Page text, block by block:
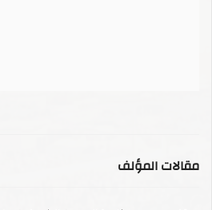
مقالات المؤلف